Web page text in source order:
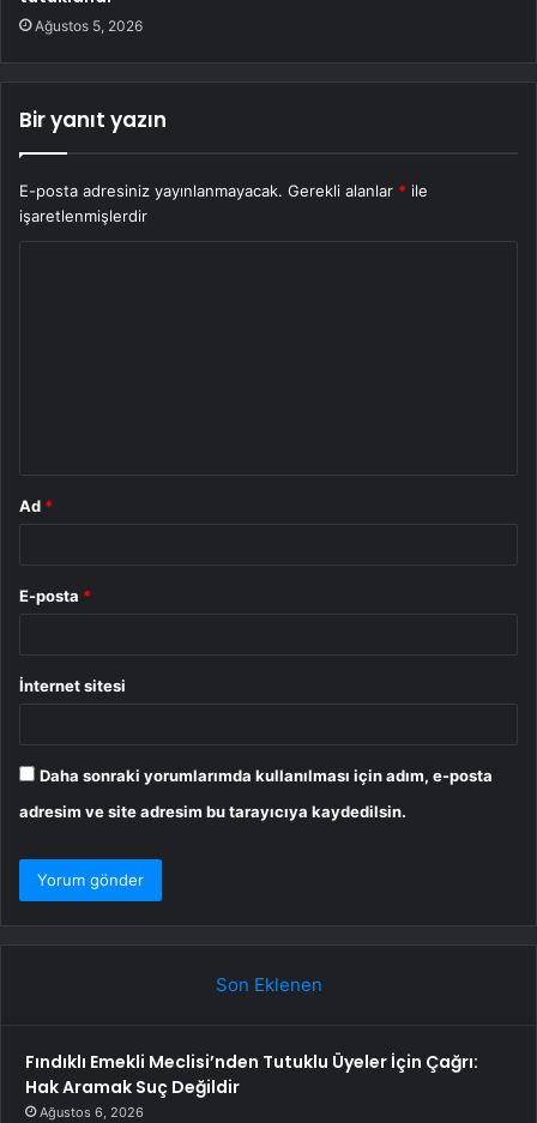
Ağustos 5, 2026
Bir yanıt yazın
E-posta adresiniz yayınlanmayacak. Gerekli alanlar * ile
işaretlenmişlerdir
Ad *
E-posta *
İnternet sitesi
Daha sonraki yorumlarımda kullanılması için adım, e-posta
adresim ve site adresim bu tarayıcıya kaydedilsin.
Son Eklenen
Fındıklı Emekli Meclisi’nden Tutuklu Üyeler İçin Çağrı:
Hak Aramak Suç Değildir
Ağustos 6, 2026